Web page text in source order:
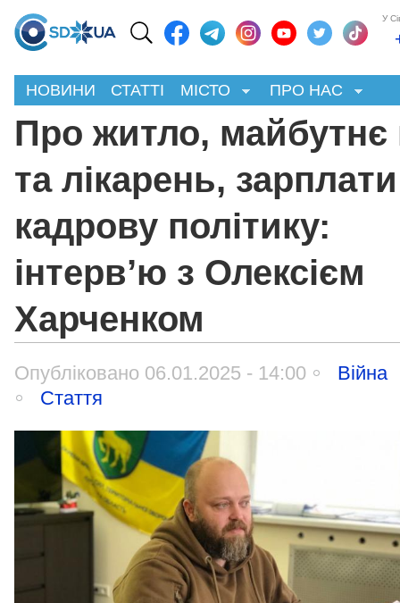
У
НОВИНИ СТАТТІ МІСТО ПРО НАС
Про житло, майбутнє
та лікарень,
кадрову політику:
інтерв’ю з Олексієм
Харченком
Опубліковано 06.01.2025 - 14:00
Війна
Стаття